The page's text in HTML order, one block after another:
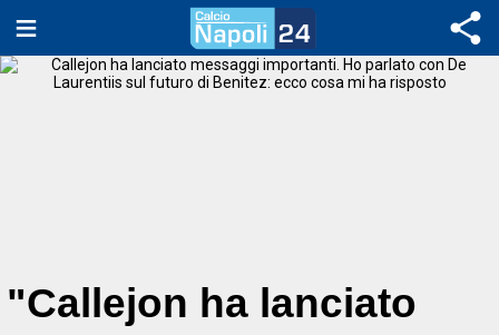
"Callejon ha lanciato